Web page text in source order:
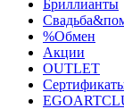
Бриллианты
%Обмен
Акции
OUTLET